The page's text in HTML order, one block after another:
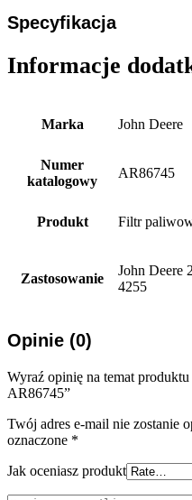
Specyfikacja
Informacje
Marka John Deere
Numer
katalogowy
AR86745
Produkt Filtr
Zastosowanie
John Deere
4255
Opinie (0)
Wyraź opinię na temat
AR86745”
Twój adres e-mail nie zostanie
oznaczone *
Jak oceniasz produkt